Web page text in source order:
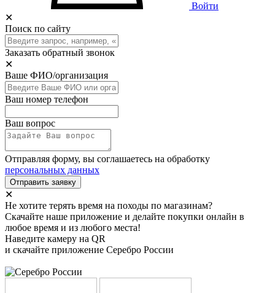
Войти
✕
Поиск по сайту
Заказать обратный звонок
✕
Ваше ФИО/организация
Ваш номер телефон
Ваш вопрос
Отправляя форму, вы соглашаетесь на обработку
персональных данных
Отправить заявку
✕
Не хотите терять время на походы по магазинам?
Скачайте наше приложение и делайте покупки онлайн в
любое время и из любого места!
Наведите камеру на QR
и скачайте приложение Серебро России